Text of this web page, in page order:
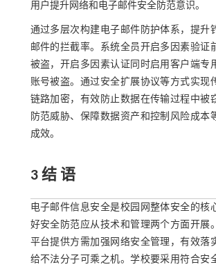
用户提升网络和电子邮件安全防范意识。
通过多层次构建电子邮件防护体系，提升
邮件的拦截率。系统全员开启多因素验证
被盗，开启多因素认证同时启用客户端专
账号被盗。通过安全扩展协议等方式实现
链路加密，有效防止数据在传输过程中被
防范威胁、保障数据资产和控制风险成本
成效。
3 结 语
电子邮件信息安全是校园网整体安全的核
好安全防范应从技术和管理两个方面开展
平台提供方需加强网络安全管理，有效落
给不法分子可乘之机。学校要采用符合安